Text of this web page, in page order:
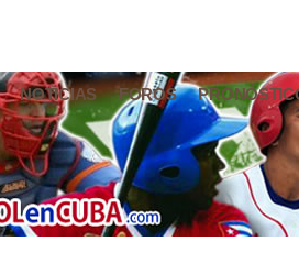
NOTICIAS FOROS